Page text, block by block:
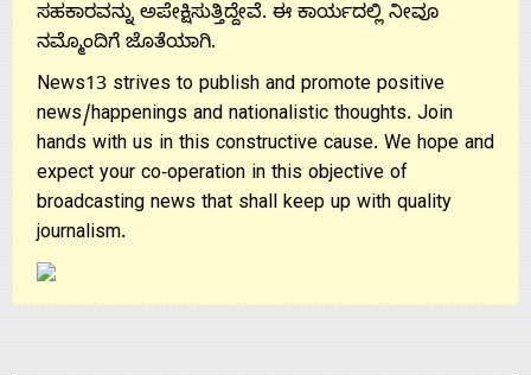
Contact
Us
ಸಹಕಾರವನ್ನು ಅಪೇಕ್ಷಿಸುತ್ತಿದ್ದೇವೆ. ಈ ಕಾರ್ಯದಲ್ಲಿ ನೀವೂ
ನಮ್ಮೊಂದಿಗೆ ಜೊತೆಯಾಗಿ.
News13 strives to publish and promote positive
news/happenings and nationalistic thoughts. Join
hands with us in this constructive cause. We hope and
expect your co-operation in this objective of
broadcasting news that shall keep up with quality
journalism.